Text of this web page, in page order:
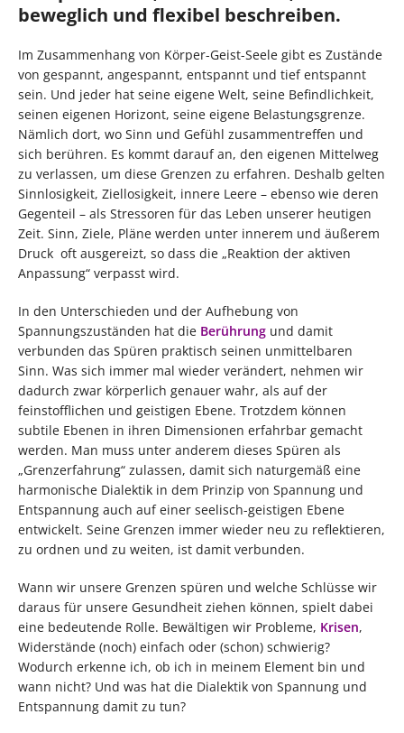
beweglich und flexibel beschreiben.
Im Zusammenhang von Körper-Geist-Seele gibt es Zustände
von gespannt, angespannt, entspannt und tief entspannt
sein. Und jeder hat seine eigene Welt, seine Befindlichkeit,
seinen eigenen Horizont, seine eigene Belastungsgrenze.
Nämlich dort, wo Sinn und Gefühl zusammentreffen und
sich berühren. Es kommt darauf an, den eigenen Mittelweg
zu verlassen, um diese Grenzen zu erfahren. Deshalb gelten
Sinnlosigkeit, Ziellosigkeit, innere Leere – ebenso wie deren
Gegenteil – als Stressoren für das Leben unserer heutigen
Zeit. Sinn, Ziele, Pläne werden unter innerem und äußerem
Druck oft ausgereizt, so dass die „Reaktion der aktiven
Anpassung“ verpasst wird.
In den Unterschieden und der Aufhebung von
Spannungszuständen hat die Berührung und damit
verbunden das Spüren praktisch seinen unmittelbaren
Sinn. Was sich immer mal wieder verändert, nehmen wir
dadurch zwar körperlich genauer wahr, als auf der
feinstofflichen und geistigen Ebene. Trotzdem können
subtile Ebenen in ihren Dimensionen erfahrbar gemacht
werden. Man muss unter anderem dieses Spüren als
„Grenzerfahrung“ zulassen, damit sich naturgemäß eine
harmonische Dialektik in dem Prinzip von Spannung und
Entspannung auch auf einer seelisch-geistigen Ebene
entwickelt. Seine Grenzen immer wieder neu zu reflektieren,
zu ordnen und zu weiten, ist damit verbunden.
Wann wir unsere Grenzen spüren und welche Schlüsse wir
daraus für unsere Gesundheit ziehen können, spielt dabei
eine bedeutende Rolle. Bewältigen wir Probleme, Krisen,
Widerstände (noch) einfach oder (schon) schwierig?
Wodurch erkenne ich, ob ich in meinem Element bin und
wann nicht? Und was hat die Dialektik von Spannung und
Entspannung damit zu tun?